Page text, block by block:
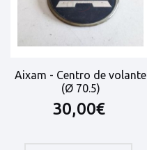
Aixam - Centro de volante
(Ø 70.5)
30,00€